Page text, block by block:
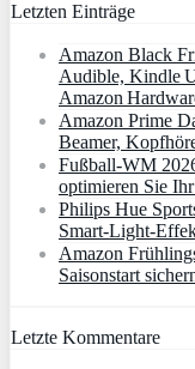
Letzten Einträge
Amazon Black
Audible, Kindle
Amazon
Amazon Prime
Beamer,
Fußball-WM
optimieren Sie
Philips Hue
Amazon
Saisonstart
Letzte Kommentare